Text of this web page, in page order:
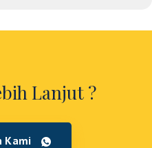
Lanjut ?
Kami